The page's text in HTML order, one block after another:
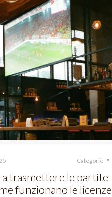
Categorie
a trasmettere le partite
funzionano le licenze